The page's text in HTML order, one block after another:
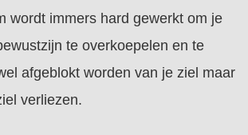
wordt immers hard gewerkt om je
te overkoepelen en te
afgeblokt worden van je ziel maar
verliezen.